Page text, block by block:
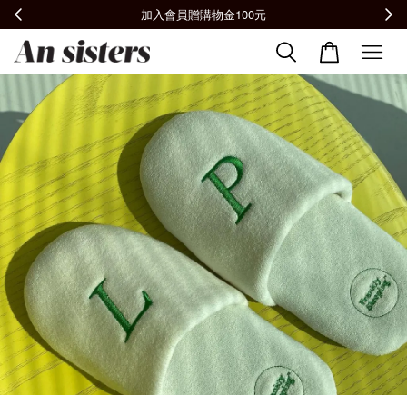
全館滿2000免運📦